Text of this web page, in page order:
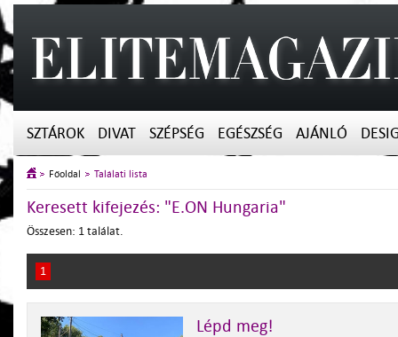
SZTÁROK DIVAT SZÉPSÉG EGÉSZSÉG AJÁNLÓ
Főoldal Találati lista
Keresett kifejezés: "E.ON Hungaria"
Összesen: 1 találat.
1
Lépd meg!